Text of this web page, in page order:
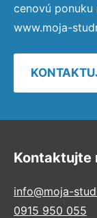
cenovú
www.moja-
Kontaktujte
info@moja-
0915 950 055